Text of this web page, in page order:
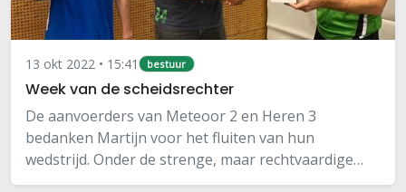
13 okt 2022 • 15:41 bestuur
Week van de scheidsrechter
De aanvoerders van Meteoor 2 en Heren 3
bedanken Martijn voor het fluiten van hun
wedstrijd. Onder de strenge, maar rechtvaardige
leiding van Martijn haalde Heren 3 een 3-1